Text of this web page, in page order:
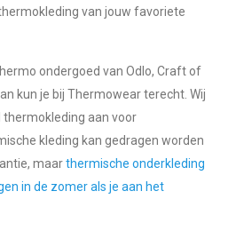
van jouw favoriete
ondergoed van Odlo, Craft of
kun je bij Thermowear terecht. Wij
thermokleding aan voor
kleding kan gedragen worden
maarthermische onderkleding
in de zomer als je aan het